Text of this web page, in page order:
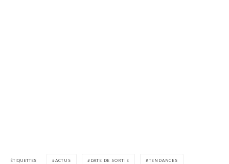
ÉTIQUETTES ACTUS DATE DE SORTIE TENDANCES